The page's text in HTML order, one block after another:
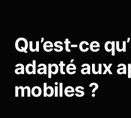
Qu’est-ce
adapté aux
mobiles ?